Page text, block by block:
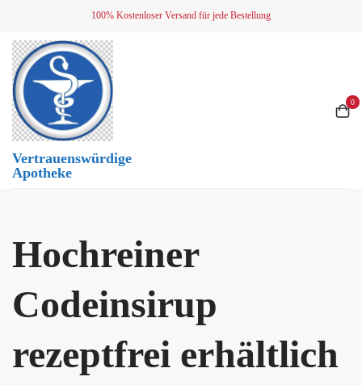
content
100% Kostenloser Versand für jede Bestellung
Vertrauenswürdige
Apotheke
0
Hochreiner
Codeinsirup
rezeptfrei erhältlich